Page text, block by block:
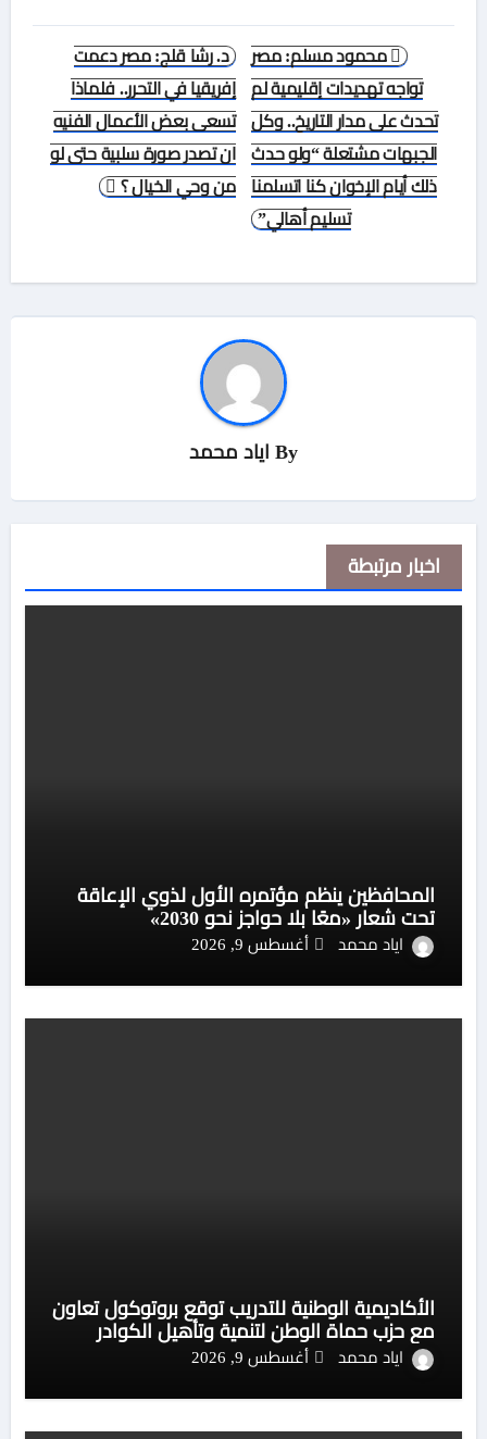
تصفّح
المقالات
د. رشا قلج: مصر دعمت
إفريقيا في التحرر.. فلماذا
تسعى بعض الأعمال الفنيه
ان تصدر صورة سلبية حتى لو
من وحي الخيال ؟
محمود مسلم: مصر
تواجه تهديدات إقليمية لم
تحدث على مدار التاريخ.. وكل
الجبهات مشتعلة “ولو حدث
ذلك أيام الإخوان كنا اتسلمنا
تسليم أهالي”
By اياد محمد
اخبار مرتبطة
المحافظين ينظم مؤتمره الأول لذوي الإعاقة
تحت شعار «معًا بلا حواجز نحو 2030»
اياد محمد أغسطس 9, 2026
الأكاديمية الوطنية للتدريب توقع بروتوكول تعاون
مع حزب حماة الوطن لتنمية وتأهيل الكوادر
اياد محمد أغسطس 9, 2026